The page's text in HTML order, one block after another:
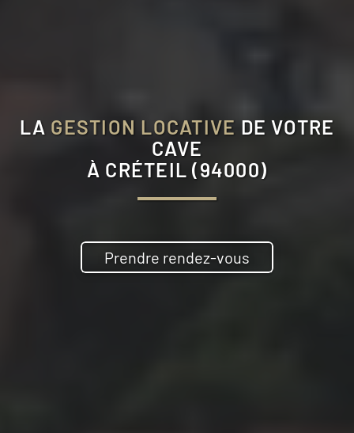
LA GESTION LOCATIVE DE VOTRE
CAVE
À CRÉTEIL (94000)
Prendre rendez-vous